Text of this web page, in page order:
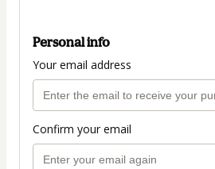
Personal info
Your email address
Confirm your email